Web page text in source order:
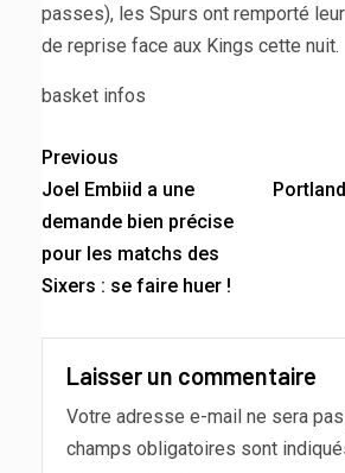
passes), les Spurs ont remporté
de reprise face aux Kings cette nuit.
basket infos
Previous
Joel Embiid a une
demande bien précise
pour les matchs des
Sixers : se faire huer !
Laisser un commentaire
Votre adresse e-mail ne sera
champs obligatoires sont